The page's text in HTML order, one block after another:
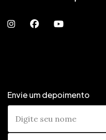
Envie um depoimento